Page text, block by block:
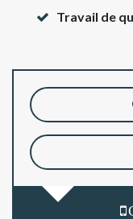
Travail de